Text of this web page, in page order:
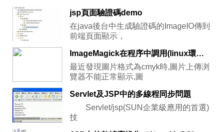
jsp頁面驗證碼demo
在java後台中生成驗證碼的ImageIO傳到
前端頁面顯示，
ImageMagick在程序中調用(linux環境,jsp,php)
最近發現圖片格式為cmyk時,圖片上傳浏
覽器不能正常顯示,圖
Servlet及JSP中的多線程同步問題
Servlet/jsp(SUN企業級應用的首選)
技